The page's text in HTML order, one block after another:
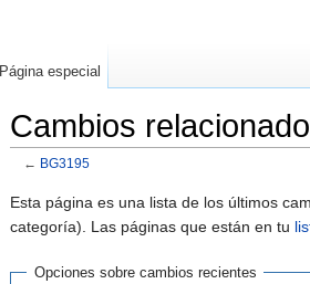
Cambios
← BG3195
Esta página es una lista de los últimos
categoría). Las páginas que están en tu
Opciones sobre cambios recientes
Página especial